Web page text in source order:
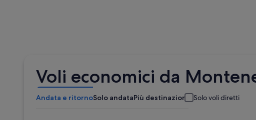
Voli economici da
Andata e ritornoSolo andataPiù destinazioni Solo voli diretti